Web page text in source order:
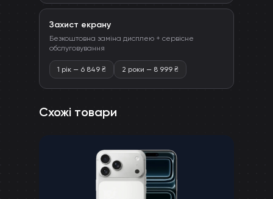
Захист екрану
Безкоштовна заміна дисплею + сервісне
обслуговування
1 рік — 6 849 ₴ 2 роки — 8 999 ₴
Схожі товари